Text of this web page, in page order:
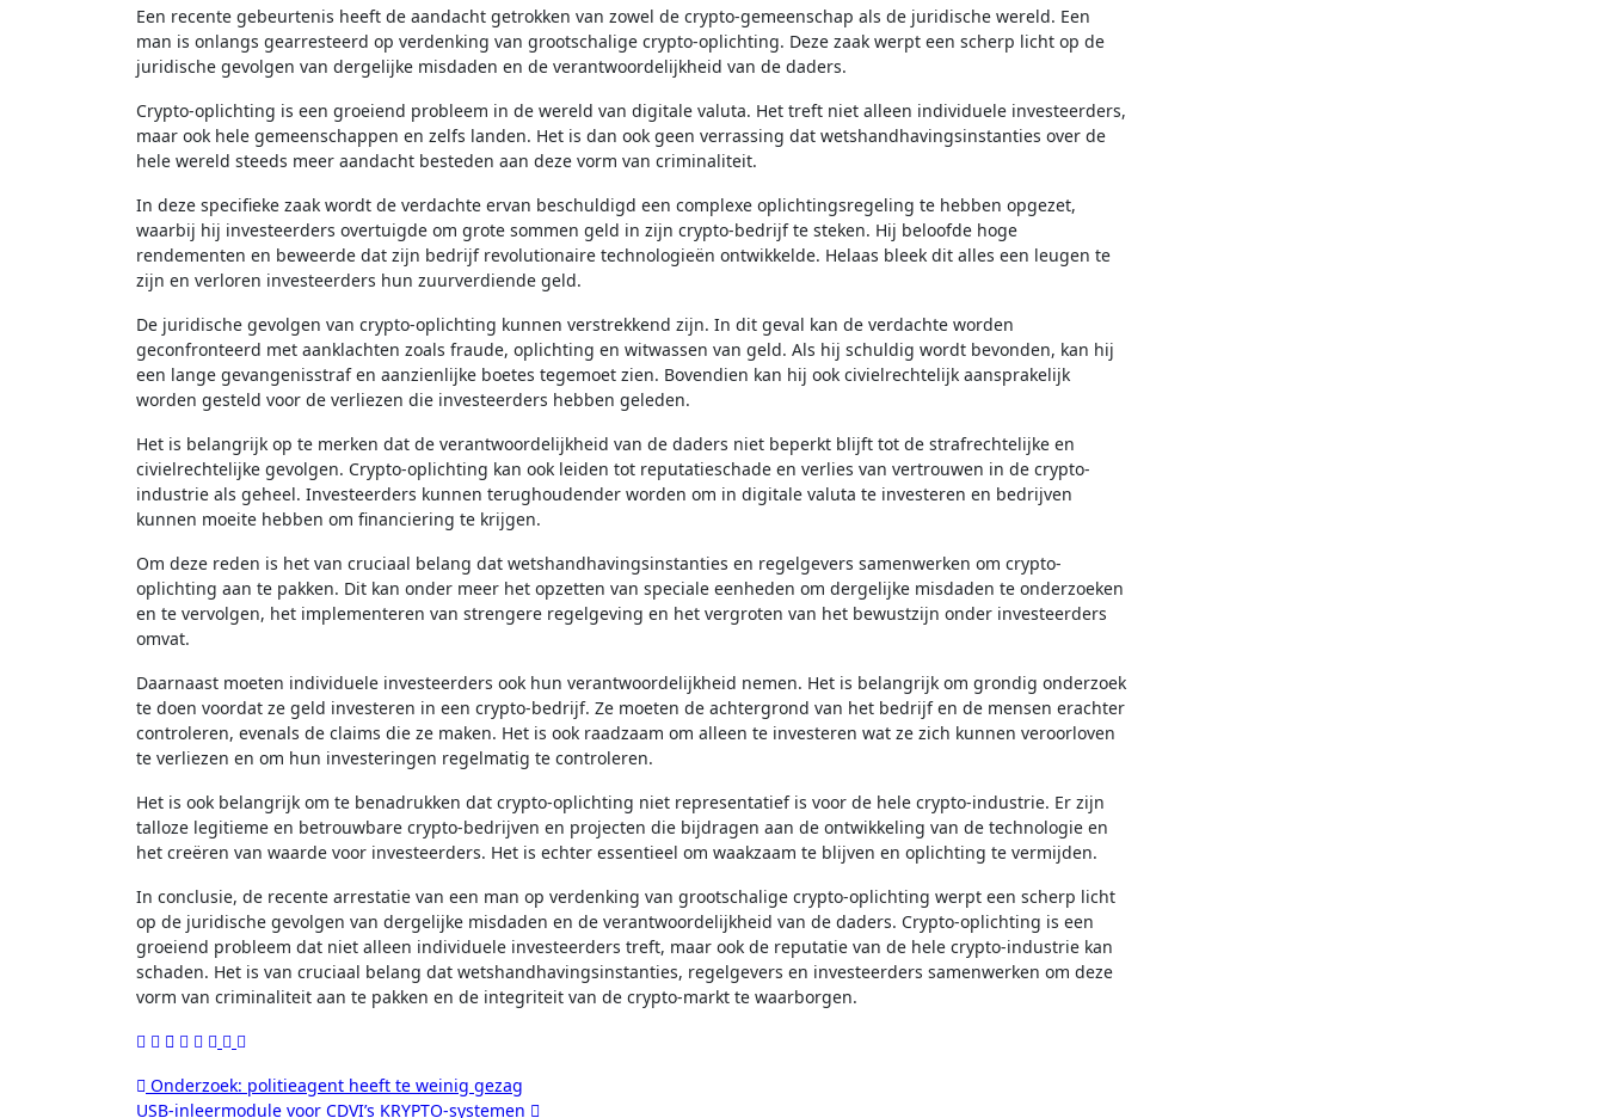
Een recente gebeurtenis heeft de aandacht getrokken van zowel de crypto-gemeenschap als de juridische wereld. Een
man is onlangs gearresteerd op verdenking van grootschalige crypto-oplichting. Deze zaak werpt een scherp licht op de
juridische gevolgen van dergelijke misdaden en de verantwoordelijkheid van de daders.
Crypto-oplichting is een groeiend probleem in de wereld van digitale valuta. Het treft niet alleen individuele investeerders,
maar ook hele gemeenschappen en zelfs landen. Het is dan ook geen verrassing dat wetshandhavingsinstanties over de
hele wereld steeds meer aandacht besteden aan deze vorm van criminaliteit.
In deze specifieke zaak wordt de verdachte ervan beschuldigd een complexe oplichtingsregeling te hebben opgezet,
waarbij hij investeerders overtuigde om grote sommen geld in zijn crypto-bedrijf te steken. Hij beloofde hoge
rendementen en beweerde dat zijn bedrijf revolutionaire technologieën ontwikkelde. Helaas bleek dit alles een leugen te
zijn en verloren investeerders hun zuurverdiende geld.
De juridische gevolgen van crypto-oplichting kunnen verstrekkend zijn. In dit geval kan de verdachte worden
geconfronteerd met aanklachten zoals fraude, oplichting en witwassen van geld. Als hij schuldig wordt bevonden, kan hij
een lange gevangenisstraf en aanzienlijke boetes tegemoet zien. Bovendien kan hij ook civielrechtelijk aansprakelijk
worden gesteld voor de verliezen die investeerders hebben geleden.
Het is belangrijk op te merken dat de verantwoordelijkheid van de daders niet beperkt blijft tot de strafrechtelijke en
civielrechtelijke gevolgen. Crypto-oplichting kan ook leiden tot reputatieschade en verlies van vertrouwen in de crypto-
industrie als geheel. Investeerders kunnen terughoudender worden om in digitale valuta te investeren en bedrijven
kunnen moeite hebben om financiering te krijgen.
Om deze reden is het van cruciaal belang dat wetshandhavingsinstanties en regelgevers samenwerken om crypto-
oplichting aan te pakken. Dit kan onder meer het opzetten van speciale eenheden om dergelijke misdaden te onderzoeken
en te vervolgen, het implementeren van strengere regelgeving en het vergroten van het bewustzijn onder investeerders
omvat.
Daarnaast moeten individuele investeerders ook hun verantwoordelijkheid nemen. Het is belangrijk om grondig onderzoek
te doen voordat ze geld investeren in een crypto-bedrijf. Ze moeten de achtergrond van het bedrijf en de mensen erachter
controleren, evenals de claims die ze maken. Het is ook raadzaam om alleen te investeren wat ze zich kunnen veroorloven
te verliezen en om hun investeringen regelmatig te controleren.
Het is ook belangrijk om te benadrukken dat crypto-oplichting niet representatief is voor de hele crypto-industrie. Er zijn
talloze legitieme en betrouwbare crypto-bedrijven en projecten die bijdragen aan de ontwikkeling van de technologie en
het creëren van waarde voor investeerders. Het is echter essentieel om waakzaam te blijven en oplichting te vermijden.
In conclusie, de recente arrestatie van een man op verdenking van grootschalige crypto-oplichting werpt een scherp licht
op de juridische gevolgen van dergelijke misdaden en de verantwoordelijkheid van de daders. Crypto-oplichting is een
groeiend probleem dat niet alleen individuele investeerders treft, maar ook de reputatie van de hele crypto-industrie kan
schaden. Het is van cruciaal belang dat wetshandhavingsinstanties, regelgevers en investeerders samenwerken om deze
vorm van criminaliteit aan te pakken en de integriteit van de crypto-markt te waarborgen.
Berichtnavigatie
Onderzoek: politieagent heeft te weinig gezag
USB-inleermodule voor CDVI’s KRYPTO-systemen